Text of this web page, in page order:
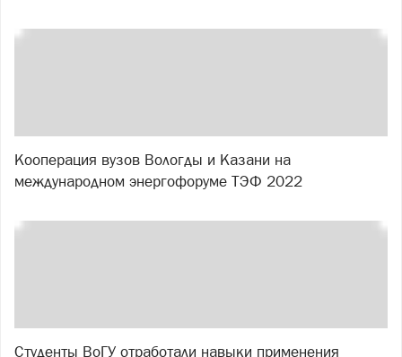
Кооперация вузов Вологды и Казани на
международном энергофоруме ТЭФ 2022
Студенты ВоГУ отработали навыки применения